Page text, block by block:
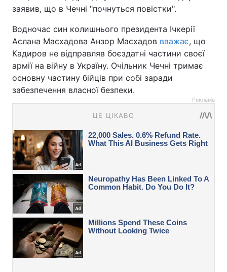
заявив, що в Чечні "почнуться повістки".
Водночас син колишнього президента Ічкерії
Аслана Масхадова Анзор Масхадов вважає, що
Кадиров не відправляв боєздатні частини своєї
армії на війну в Україну. Очільник Чечні тримає
основну частину бійців при собі заради
забезпечення власної безпеки.
Реклама